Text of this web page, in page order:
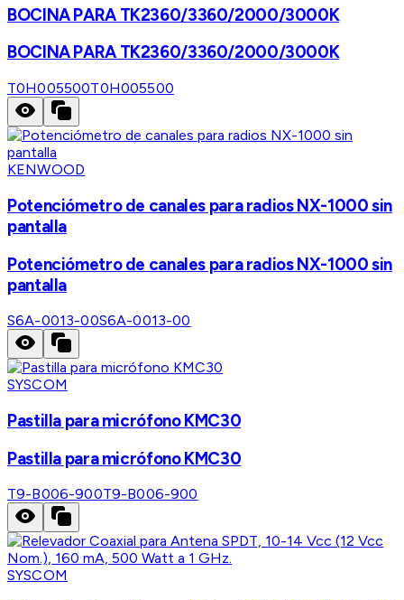
BOCINA PARA TK2360/3360/2000/3000K
BOCINA PARA TK2360/3360/2000/3000K
T0H005500T0H005500
KENWOOD
Potenciómetro de canales para radios NX-1000 sin
pantalla
Potenciómetro de canales para radios NX-1000 sin
pantalla
S6A-0013-00S6A-0013-00
SYSCOM
Pastilla para micrófono KMC30
Pastilla para micrófono KMC30
T9-B006-900T9-B006-900
SYSCOM